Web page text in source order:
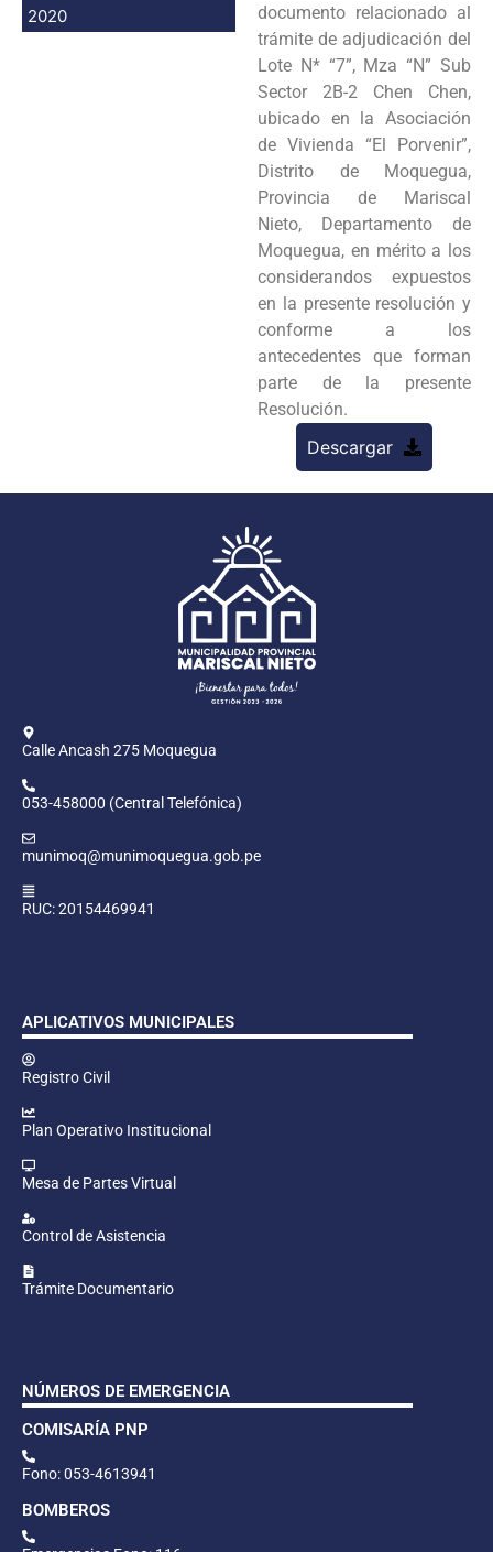
2020
documento relacionado al
trámite de adjudicación del
Lote N* “7”, Mza “N” Sub
Sector 2B-2 Chen Chen,
ubicado en la Asociación
de Vivienda “El Porvenir”,
Distrito de Moquegua,
Provincia de Mariscal
Nieto, Departamento de
Moquegua, en mérito a los
considerandos expuestos
en la presente resolución y
conforme a los
antecedentes que forman
parte de la presente
Resolución.
Descargar
Calle Ancash 275 Moquegua
053-458000 (Central Telefónica)
munimoq@munimoquegua.gob.pe
RUC: 20154469941
APLICATIVOS MUNICIPALES
Registro Civil
Plan Operativo Institucional
Mesa de Partes Virtual
Control de Asistencia
Trámite Documentario
NÚMEROS DE EMERGENCIA
COMISARÍA PNP
Fono: 053-4613941
BOMBEROS